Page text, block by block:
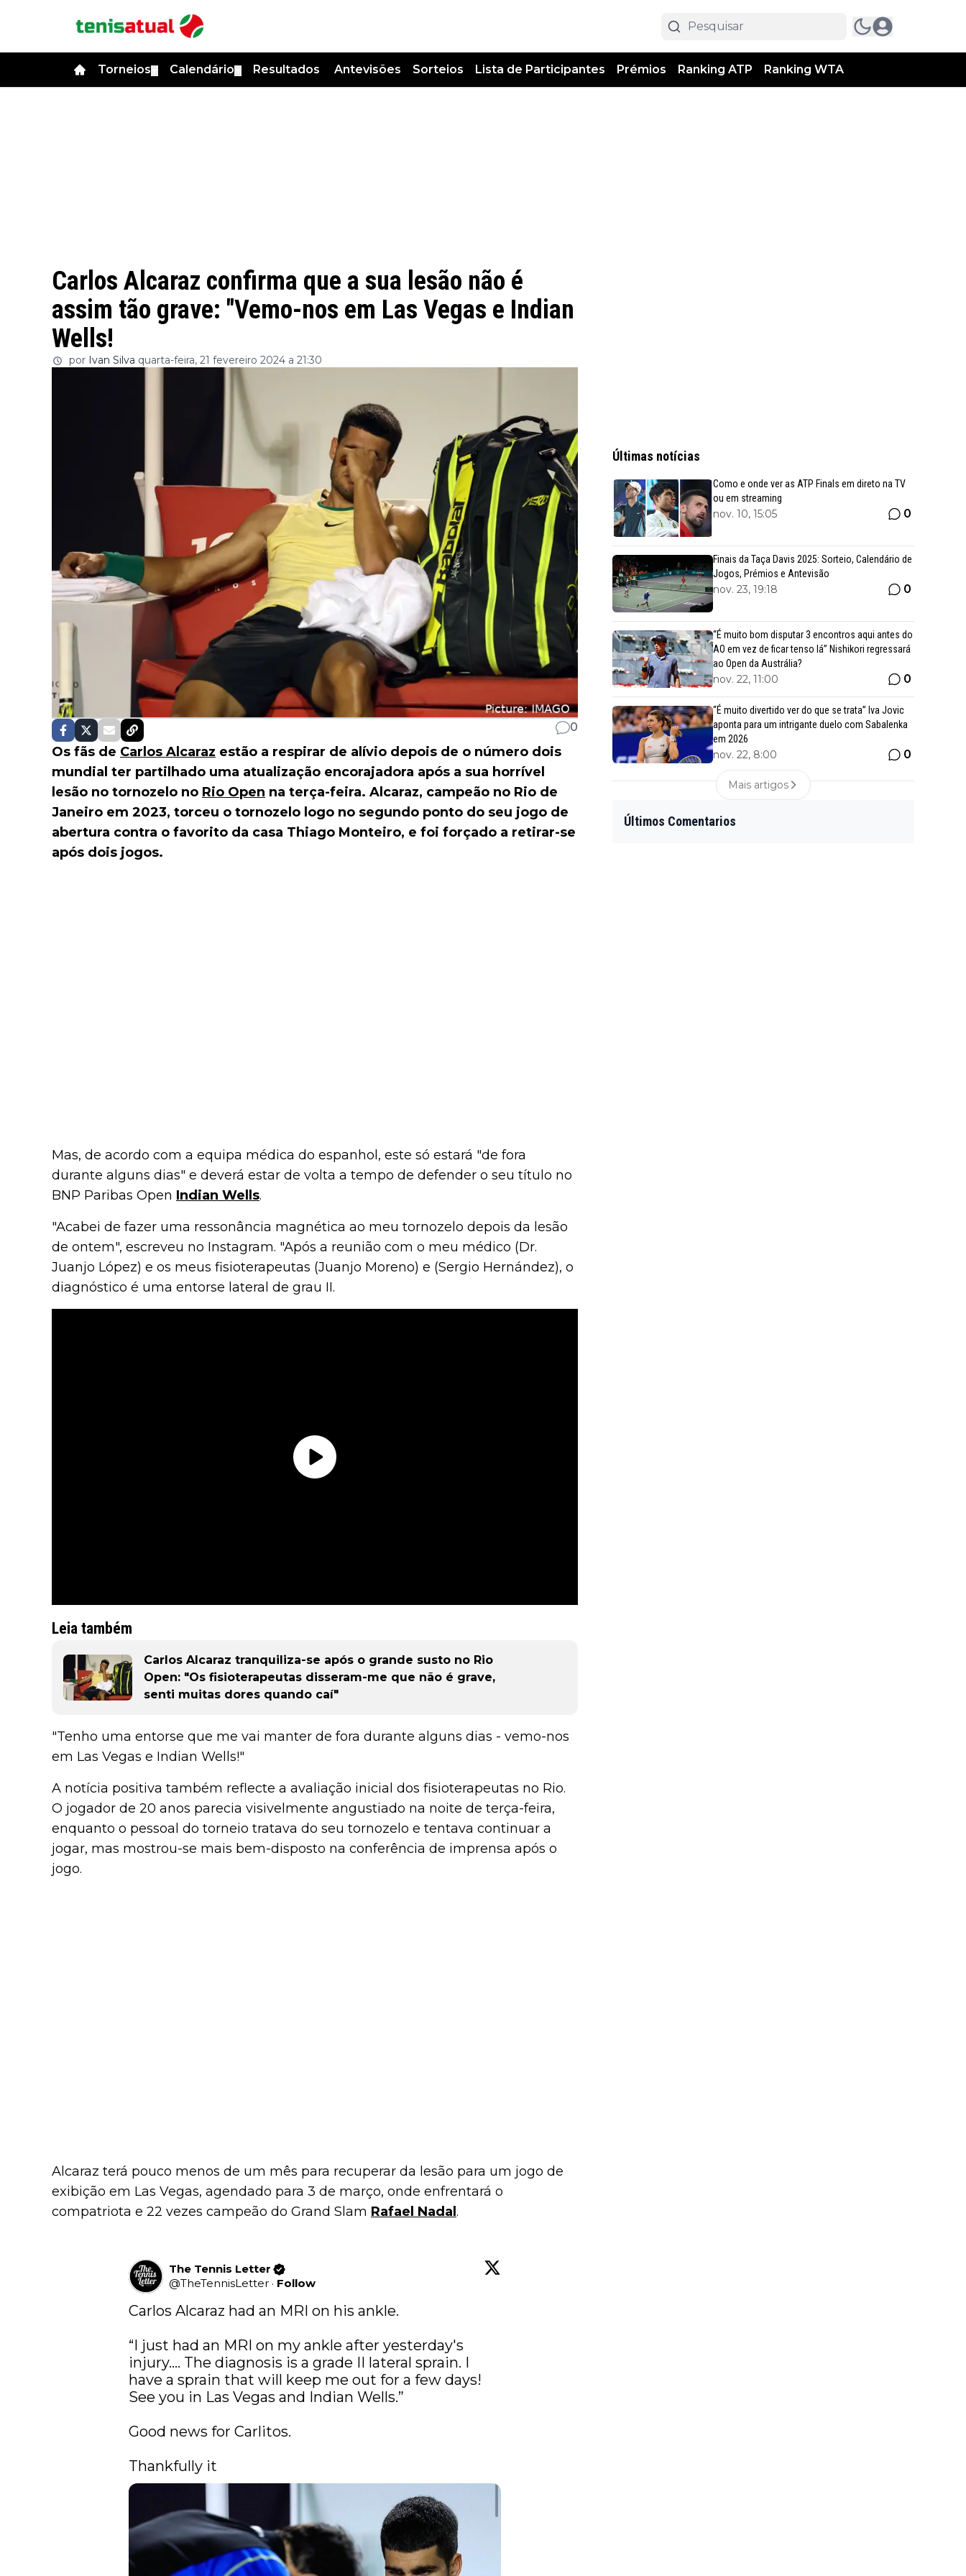
Torneios Calendário Resultados Antevisões Sorteios Lista de Participantes Prémios Ranking ATP Ranking WTA
Carlos Alcaraz confirma que a sua lesão não é
assim tão grave: "Vemo-nos em Las Vegas e Indian
Wells!
por Ivan Silva quarta-feira, 21 fevereiro 2024 a 21:30
0
Os fãs de Carlos Alcaraz estão a respirar de alívio depois de o número dois
mundial ter partilhado uma atualização encorajadora após a sua horrível
lesão no tornozelo no Rio Open na terça-feira. Alcaraz, campeão no Rio de
Janeiro em 2023, torceu o tornozelo logo no segundo ponto do seu jogo de
abertura contra o favorito da casa Thiago Monteiro, e foi forçado a retirar-se
após dois jogos.
Mas, de acordo com a equipa médica do espanhol, este só estará "de fora
durante alguns dias" e deverá estar de volta a tempo de defender o seu título no
BNP Paribas Open Indian Wells.
"Acabei de fazer uma ressonância magnética ao meu tornozelo depois da lesão
de ontem", escreveu no Instagram. "Após a reunião com o meu médico (Dr.
Juanjo López) e os meus fisioterapeutas (Juanjo Moreno) e (Sergio Hernández), o
diagnóstico é uma entorse lateral de grau II.
Leia também
Carlos Alcaraz tranquiliza-se após o grande susto no Rio
Open: "Os fisioterapeutas disseram-me que não é grave,
senti muitas dores quando caí"
"Tenho uma entorse que me vai manter de fora durante alguns dias - vemo-nos
em Las Vegas e Indian Wells!"
A notícia positiva também reflecte a avaliação inicial dos fisioterapeutas no Rio.
O jogador de 20 anos parecia visivelmente angustiado na noite de terça-feira,
enquanto o pessoal do torneio tratava do seu tornozelo e tentava continuar a
jogar, mas mostrou-se mais bem-disposto na conferência de imprensa após o
jogo.
Alcaraz terá pouco menos de um mês para recuperar da lesão para um jogo de
exibição em Las Vegas, agendado para 3 de março, onde enfrentará o
compatriota e 22 vezes campeão do Grand Slam Rafael Nadal .
The Tennis Letter
@TheTennisLetter · Follow
Carlos Alcaraz had an MRI on his ankle.
“I just had an MRI on my ankle after yesterday's
injury…. The diagnosis is a grade II lateral sprain. I
have a sprain that will keep me out for a few days!
See you in Las Vegas and Indian Wells.”
Good news for Carlitos.
Thankfully it
Últimas notícias
Como e onde ver as ATP Finals em direto na TV
ou em streaming
nov. 10, 15:05 0
Finais da Taça Davis 2025: Sorteio, Calendário de
Jogos, Prémios e Antevisão
nov. 23, 19:18 0
“É muito bom disputar 3 encontros aqui antes do
AO em vez de ficar tenso lá” Nishikori regressará
ao Open da Austrália?
nov. 22, 11:00 0
“É muito divertido ver do que se trata” Iva Jovic
aponta para um intrigante duelo com Sabalenka
em 2026
nov. 22, 8:00 0
Mais artigos
Últimos Comentarios